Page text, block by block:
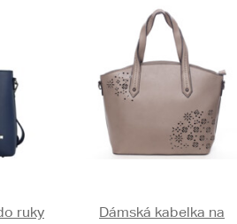
ruky
Dámská kabelka na